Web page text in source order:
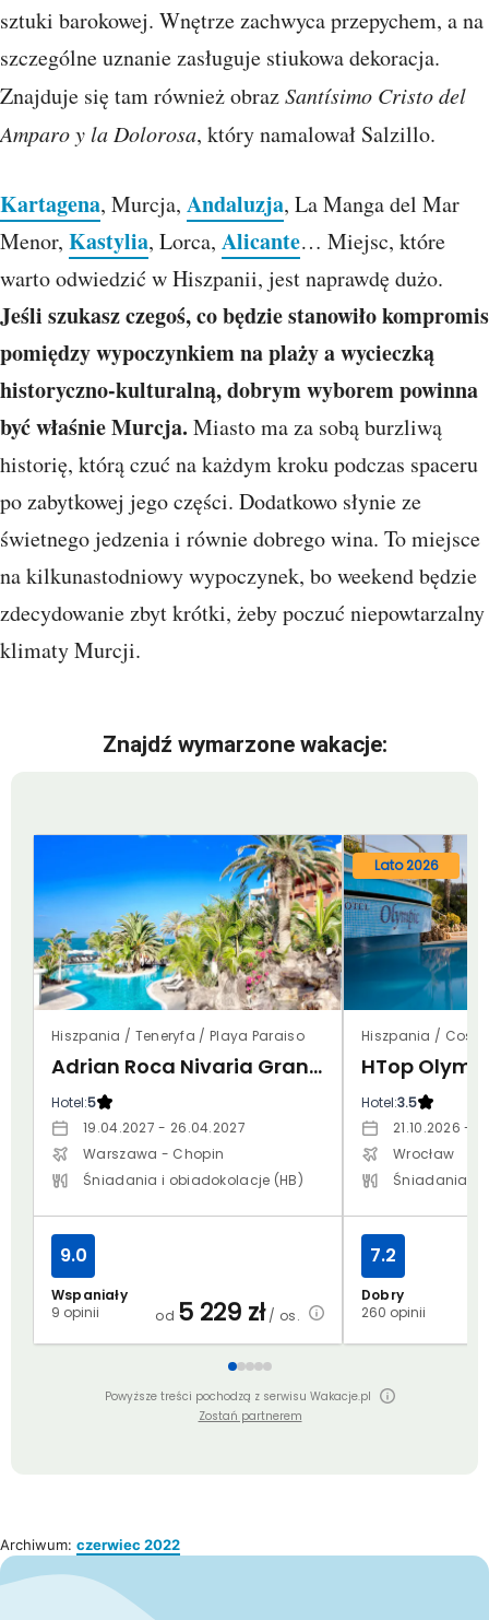
sztuki barokowej. Wnętrze zachwyca przepychem, a na
szczególne uznanie zasługuje stiukowa dekoracja.
Znajduje się tam również obrazSantísimo Cristo del
Amparo y la Dolorosa, który namalował Salzillo.
Kartagena, Murcja, Andaluzja, La Manga del Mar
Menor, Kastylia, Lorca, Alicante… Miejsc, które
warto odwiedzić w Hiszpanii, jest naprawdę dużo.
Jeśli szukasz czegoś, co będzie stanowiło kompromis
pomiędzy wypoczynkiem na plaży a wycieczką
historyczno-kulturalną, dobrym wyborem powinna
być właśnie Murcja. Miasto ma za sobą burzliwą
historię, którą czuć na każdym kroku podczas spaceru
po zabytkowej jego części. Dodatkowo słynie ze
świetnego jedzenia i równie dobrego wina. To miejsce
na kilkunastodniowy wypoczynek, bo weekend będzie
zdecydowanie zbyt krótki, żeby poczuć niepowtarzalny
klimaty Murcji.
Znajdź wymarzone wakacje:
Hiszpania / Teneryfa / Playa Paraiso
Adrian Roca Nivaria Gran Hotel
Hotel:5
19.04.2027 - 26.04.2027
Warszawa - Chopin
Śniadania i obiadokolacje (HB)
Wspaniały
9 opinii
9.0
od 5 229 zł/ os.
Lato 2026
Hiszpania /
HTop
Hotel:3.5
21.10.2026 -
Wrocław
Śniadania
Dobry
260 opinii
7.2
Powyższe treści pochodzą z serwisu Wakacje.pl
Zostań partnerem
Archiwum: czerwiec 2022